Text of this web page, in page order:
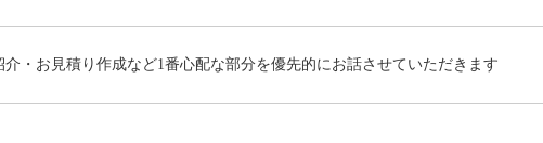
介・お見積り作成など1番心配な部分を優先的にお話させていただきます